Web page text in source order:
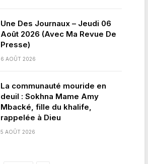
Une Des Journaux – Jeudi 06
Août 2026 (Avec Ma Revue De
Presse)
6 AOÛT 2026
La communauté mouride en
deuil : Sokhna Mame Amy
Mbacké, fille du khalife,
rappelée à Dieu
5 AOÛT 2026